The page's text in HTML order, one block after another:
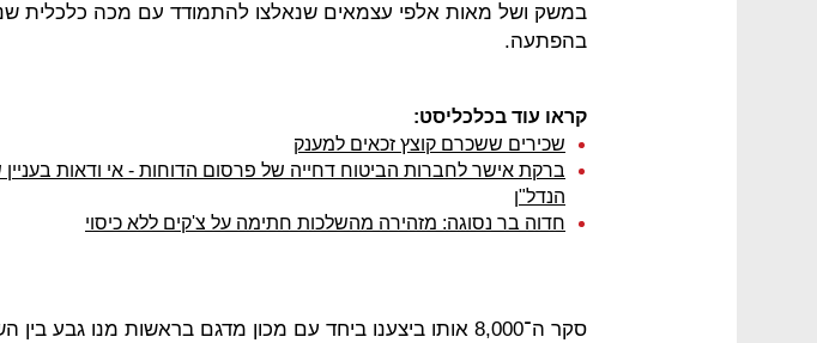
במשק ושל מאות אלפי עצמאים שנאלצו להתמודד עם מכה כלכלית
בהפתעה.
קראו עוד בכלכליסט:
שכירים ששכרם קוצץ זכאים למענק
ברקת אישר לחברות הביטוח דחייה של פרסום הדוחות - אי ודאות בעניין
הנדל"ן
חדוה בר נסוגה: מזהירה מהשלכות חתימה על צ'קים ללא כיסוי